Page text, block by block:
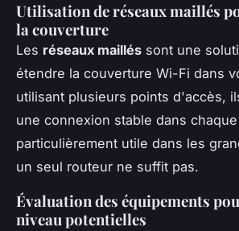
Utilisation de réseaux maillés
la couverture
Les réseaux maillés sont une
étendre la couverture Wi-Fi dans
utilisant plusieurs points d'accès,
une connexion stable dans
particulièrement utile dans les
un seul routeur ne suffit pas.
Évaluation des équipements
niveau potentielles